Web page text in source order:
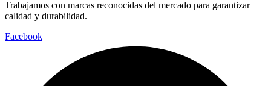
Trabajamos con marcas reconocidas del mercado para garantizar
calidad y durabilidad.
Facebook